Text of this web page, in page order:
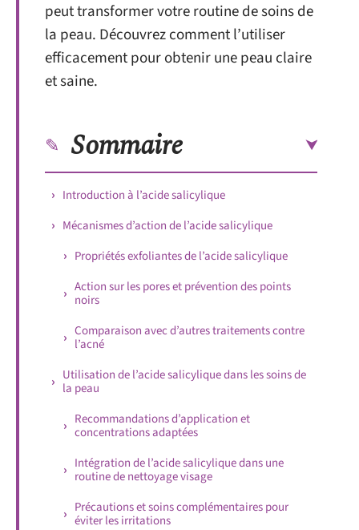
peut transformer votre routine de soins de
la peau. Découvrez comment l’utiliser
efficacement pour obtenir une peau claire
et saine.
Sommaire
Introduction à l’acide salicylique
Mécanismes d’action de l’acide salicylique
Propriétés exfoliantes de l’acide salicylique
Action sur les pores et prévention des points
noirs
Comparaison avec d’autres traitements contre
l’acné
Utilisation de l’acide salicylique dans les soins de
la peau
Recommandations d’application et
concentrations adaptées
Intégration de l’acide salicylique dans une
routine de nettoyage visage
Précautions et soins complémentaires pour
éviter les irritations